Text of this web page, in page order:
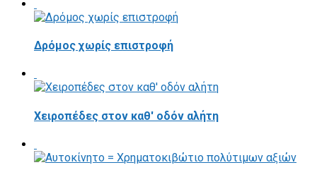
Δρόμος χωρίς επιστροφή
Χειροπέδες στον καθ' οδόν αλήτη